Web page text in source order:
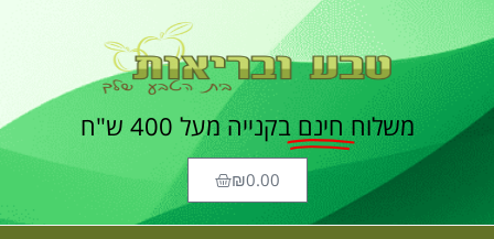
משלוח חינם בקנייה מעל 400 ש"ח
₪0.00